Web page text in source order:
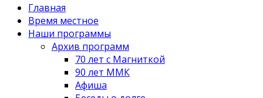
Главная
Время местное
Наши программы
Архив программ
70 лет с Магниткой
90 лет ММК
Афиша